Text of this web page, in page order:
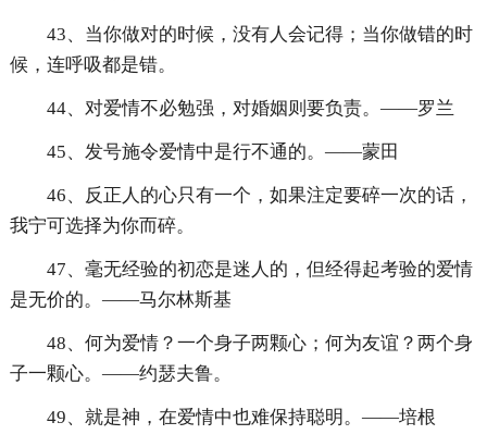
43、当你做对的时候，没有人会记得；当你做错的时
候，连呼吸都是错。
44、对爱情不必勉强，对婚姻则要负责。——罗兰
45、发号施令爱情中是行不通的。——蒙田
46、反正人的心只有一个，如果注定要碎一次的话，
我宁可选择为你而碎。
47、毫无经验的初恋是迷人的，但经得起考验的爱情
是无价的。——马尔林斯基
48、何为爱情？一个身子两颗心；何为友谊？两个身
子一颗心。——约瑟夫鲁。
49、就是神，在爱情中也难保持聪明。——培根